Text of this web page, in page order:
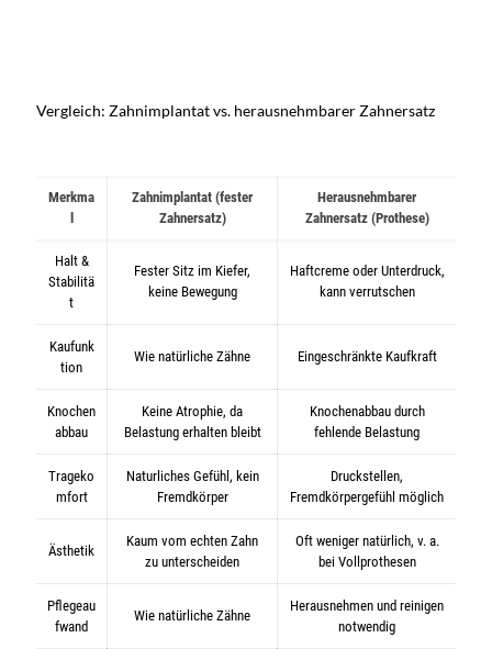
Vergleich: Zahnimplantat vs. herausnehmbarer Zahnersatz
Merkma
Zahnimplantat (fester
Zahnersatz)
Herausnehmbarer
Zahnersatz (Prothese)
Halt &
Stabilitä
t
Fester Sitz im Kiefer,
keine Bewegung
Haftcreme oder Unterdruck,
kann verrutschen
Kaufunk
tion
Wie natürliche Zähne Eingeschränkte Kaufkraft
Knochen
abbau
Keine Atrophie, da
Belastung erhalten bleibt
Knochenabbau durch
fehlende Belastung
Trageko
mfort
Naturliches Gefühl, kein
Fremdkörper
Druckstellen,
Fremdkörpergefühl möglich
Ästhetik
Kaum vom echten Zahn
zu unterscheiden
Oft weniger natürlich, v. a.
bei Vollprothesen
Pflegeau
fwand
Wie natürliche Zähne
Herausnehmen und reinigen
notwendig